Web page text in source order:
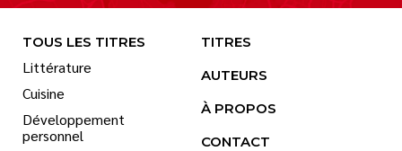
TOUS LES TITRES
Littérature
Cuisine
Développement
personnel
TITRES
AUTEURS
À PROPOS
CONTACT